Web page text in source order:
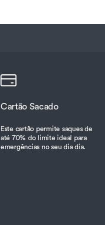
Cartão Sacado
Este cartão permite saques de
até 70% do limite ideal para
emergências no seu dia dia.